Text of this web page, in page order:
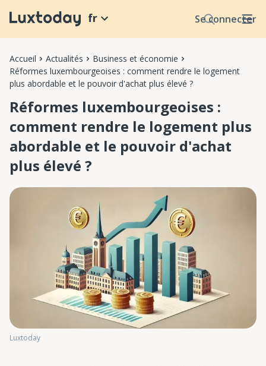
Se connecter
fr
Accueil Actualités
Business et économie
Réformes luxembourgeoises : comment rendre le logement
plus abordable et le pouvoir d'achat plus élevé ?
Réformes luxembourgeoises :
comment rendre le logement plus
abordable et le pouvoir d'achat
plus élevé ?
Luxtoday